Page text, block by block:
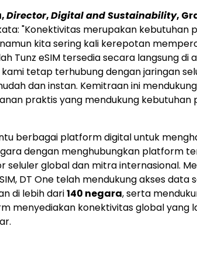
Director,Digital and Sustainability,
"Konektivitas merupakan kebutuhan
kita sering kali kerepotan
Tunz eSIM tersedia secara langsung di
tetap terhubung dengan jaringan
dan instan. Kemitraan ini
praktis yang mendukung kebutuhan
berbagai platform digital untuk
dengan menghubungkan platform
seluler global dan mitra internasional.
DT One telah mendukung akses data
di lebih dari140 negara, serta
menyediakan konektivitas global yang